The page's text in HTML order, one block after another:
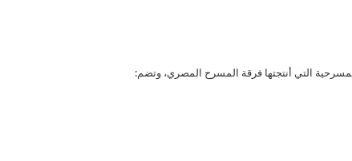
التي أنتجتها فرقة المسرح المصري، وتضم: